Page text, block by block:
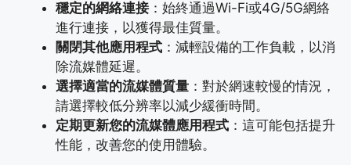
穩定的網絡連接 ：始終通過Wi-Fi或4G/5G網絡
進行連接，以獲得最佳質量。
關閉其他應用程式 ：減輕設備的工作負載，以消
除流媒體延遲。
選擇適當的流媒體質量 ：對於網速較慢的情況，
請選擇較低分辨率以減少緩衝時間。
定期更新您的流媒體應用程式 ：這可能包括提升
性能，改善您的使用體驗。